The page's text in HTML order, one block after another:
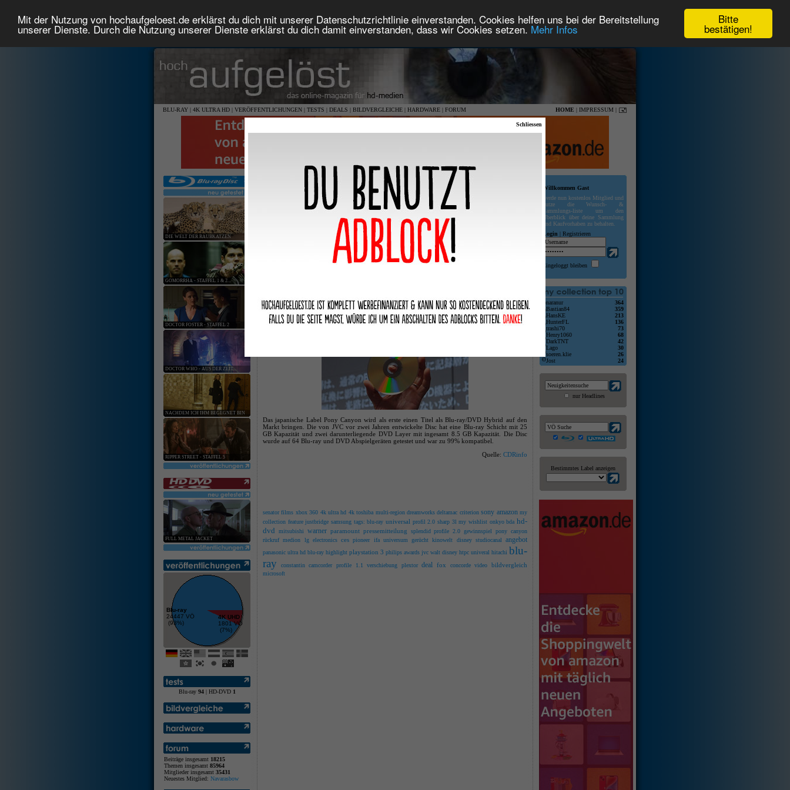
Bitte
bestätigen!
Mit der Nutzung von hochaufgeloest.de erklärst du dich mit unserer Datenschutzrichtlinie einverstanden. Cookies helfen uns bei der Bereitstellung
unserer Dienste. Durch die Nutzung unserer Dienste erklärst du dich damit einverstanden, dass wir Cookies setzen. Mehr Infos
BLU-RAY | 4K ULTRA HD | VERÖFFENTLICHUNGEN | TESTS | DEALS | BILDVERGLEICHE | HARDWARE | FORUM HOME | IMPRESSUM |
DIE WELT DER RAUBKATZEN
GOMORRHA - STAFFEL 1 & 2...
DOCTOR FOSTER - STAFFEL 2
DOCTOR WHO - AUS DER ZEIT...
NACHDEM ICH IHM BEGEGNET BIN
RIPPER STREET - STAFFEL 5
FULL METAL JACKET
Blu-ray
24447 VÖ
(93%)
4K UHD
1801 VÖ
(7%)
Blu-ray 94| HD-DVD 1
Beiträge insgesamt 18215
Themen insgesamt 85964
Mitglieder insgesamt 35431
Neuestes Mitglied: Navarasbow
Monat[2] :
keine angekündigten Veröffentlichungen
Erste Blu-ray/DVD Hybrid Disc in Japan vorgestellt
20. Dez. 2008 | Kategorie:Software| 0 Kommentare
Das japanische Label Pony Canyon wird als erste einen Titel als Blu-ray/DVD Hybrid auf den
Markt bringen. Die von JVC vor zwei Jahren entwickelte Disc hat eine Blu-ray Schicht mit 25
GB Kapazität und zwei darunterliegende DVD Layer mit ingesamt 8.5 GB Kapazität. Die Disc
wurde auf 64 Blu-ray und DVD Abspielgeräten getestet und war zu 99% kompatibel.
Quelle: CDRinfo
senator films xbox 360 4k ultra hd 4k toshiba multi-region dreamworks deltamac criterion sony amazon my
collection feature justbridge samsung tags: blu-ray universal profil 2.0 sharp 3l my wishlist onkyo bda hd-
dvd
mitsubishi warner paramount pressemitteilung splendid profile 2.0 gewinnspiel
pony canyon
rückruf medion lg electronics ces pioneer ifa universum gerücht kinowelt disney studiocanal angebot
panasonic ultra hd blu-ray highlight playstation 3 philips awards jvc walt disney htpc univeral hitachi blu-
ray
constantin camcorder profile 1.1 verschiebung plextor deal fox concorde video bildvergleich
microsoft
Willkommen Gast
werde nun kostenlos Mitglied und
nutze die Wunsch- &
Sammlungs-liste um den
Überblick über deine Sammlung
und Kaufvorhaben zu behalten.
Login | Registrieren
Eingeloggt bleiben
naranur
364
Bastian84
359
HansKE
213
HunterFL
136
trashi70
73
Henry1060
68
DarkTNT
42
Lago
30
soeren.klie
26
Jost
24
nur Headlines
Bestimmtes Label anzeigen
Schliessen